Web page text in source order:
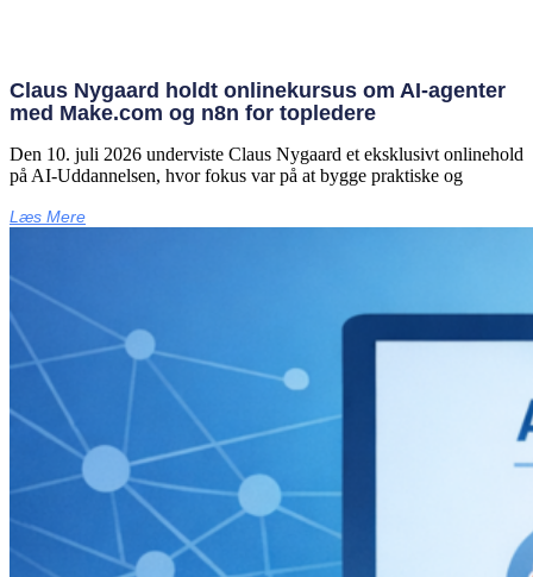
Claus Nygaard holdt onlinekursus om AI‑agenter
med Make.com og n8n for topledere
Den 10. juli 2026 underviste Claus Nygaard et eksklusivt onlinehold
på AI‑Uddannelsen, hvor fokus var på at bygge praktiske og
Læs Mere